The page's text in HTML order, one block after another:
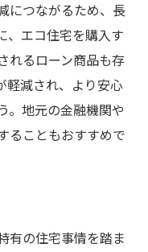
につながるため、長
、エコ住宅を購入す
れるローン商品も存
軽減され、より安心
。地元の金融機関や
ることもおすすめで
有の住宅事情を踏ま